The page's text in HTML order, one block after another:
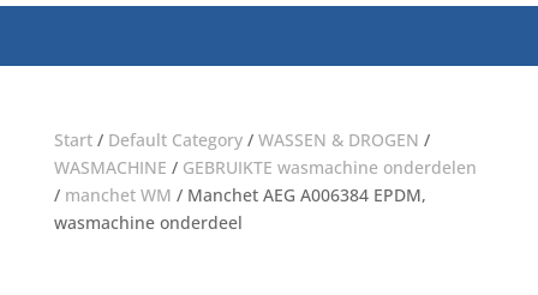
Start/ Default Category/ WASSEN & DROGEN /
WASMACHINE / GEBRUIKTE wasmachine onderdelen
/ manchet WM / Manchet AEG A006384 EPDM,
wasmachine onderdeel